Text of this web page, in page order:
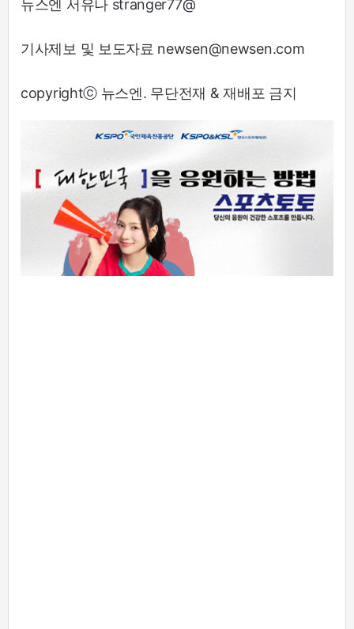
뉴스엔 서유나 stranger77@
기사제보 및 보도자료 newsen@newsen.com
copyrightⓒ 뉴스엔. 무단전재 & 재배포 금지